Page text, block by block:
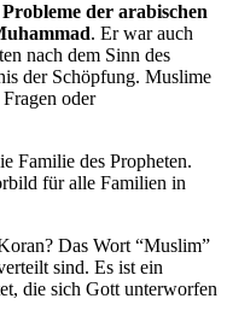
der arabischen
. Er war auch
nach dem Sinn des
der Schöpfung. Muslime
oder
Familie des Propheten.
für alle Familien in
Das Wort “Muslim”
sind. Es ist ein
die sich Gott unterworfen